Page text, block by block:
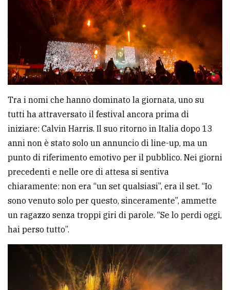
Tra i nomi che hanno dominato la giornata, uno su
tutti ha attraversato il festival ancora prima di
iniziare: Calvin Harris. Il suo ritorno in Italia dopo 13
anni non è stato solo un annuncio di line-up, ma un
punto di riferimento emotivo per il pubblico. Nei giorni
precedenti e nelle ore di attesa si sentiva
chiaramente: non era “un set qualsiasi”, era il set. “Io
sono venuto solo per questo, sinceramente”, ammette
un ragazzo senza troppi giri di parole. “Se lo perdi oggi,
hai perso tutto”.